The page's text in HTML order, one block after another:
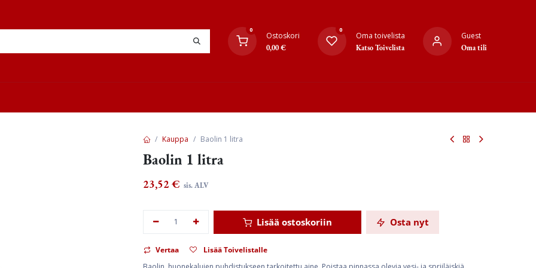
0
Ostoskori
0,00€
0
Oma toivelista
Katso Toivelista
Guest
Oma tili
Kauppa Baolin 1 litra
Baolin 1 litra
23,52€ sis. ALV
Lisää ostoskoriin Osta nyt
Vertaa
Lisää Toivelistalle